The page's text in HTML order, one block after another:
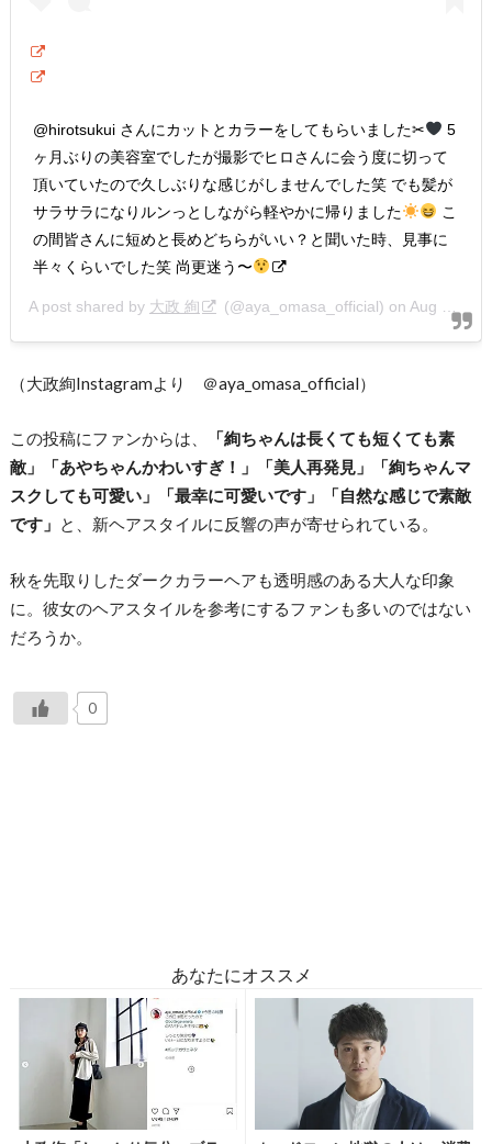
@hirotsukui さんにカットとカラーをしてもらいました✂︎
5
ヶ月ぶりの美容室でしたが撮影でヒロさんに会う度に切って
頂いていたので久しぶりな感じがしませんでした笑 でも髪が
サラサラになりルンっとしながら軽やかに帰りました
こ
の間皆さんに短めと長めどちらがいい？と聞いた時、見事に
半々くらいでした笑 尚更迷う〜
A post shared by 大政 絢 (@aya_omasa_official) on Aug 18, 2020 at 2:57am PDT
（大政絢Instagramより ＠aya_omasa_official）
この投稿にファンからは、
「絢ちゃんは長くても短くても素
敵」「あやちゃんかわいすぎ！」「美人再発見」「絢ちゃんマ
スクしても可愛い」「最幸に可愛いです」「自然な感じで素敵
です」 と、新ヘアスタイルに反響の声が寄せられている。
秋を先取りしたダークカラーヘアも透明感のある大人な印象
に。彼女のヘアスタイルを参考にするファンも多いのではない
だろうか。
0
あなたにオススメ